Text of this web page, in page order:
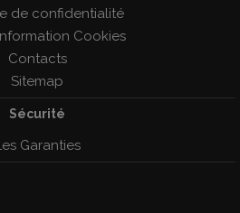
de confidentialité
Cookies
Contacts
Sitemap
Sécurité
Garanties